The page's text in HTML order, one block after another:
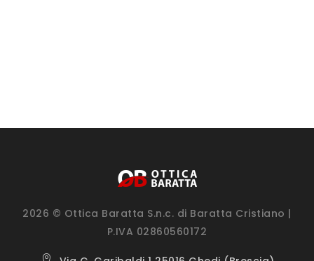
2026 © Ottica Baratta S.n.c. di Baratta Cristiano |
P.IVA 02860560172